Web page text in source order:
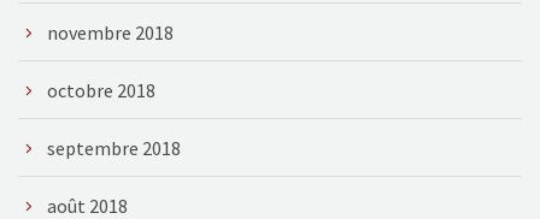
novembre 2018
octobre 2018
septembre 2018
août 2018